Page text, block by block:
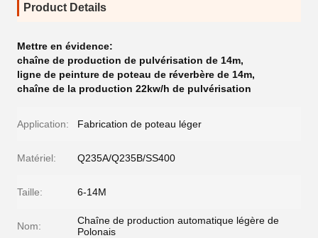
Product Details
Mettre en évidence:
chaîne de production de pulvérisation de 14m,
ligne de peinture de poteau de réverbère de 14m,
chaîne de la production 22kw/h de pulvérisation
Application: Fabrication de poteau léger
Matériel: Q235A/Q235B/SS400
Taille: 6-14M
Nom:
Chaîne de production automatique légère de
Polonais